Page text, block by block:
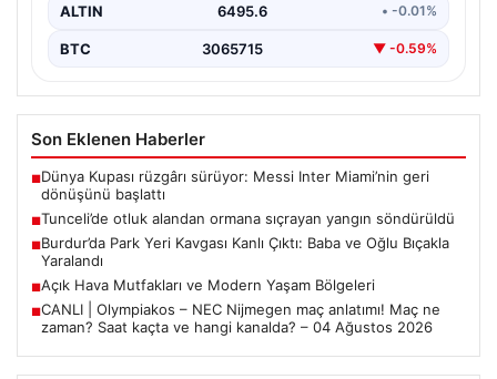
ALTIN 6495.6 • -0.01%
BTC 3065715 ▼ -0.59%
Son Eklenen Haberler
■Dünya Kupası rüzgârı sürüyor: Messi Inter Miami’nin geri
dönüşünü başlattı
■Tunceli’de otluk alandan ormana sıçrayan yangın söndürüldü
■Burdur’da Park Yeri Kavgası Kanlı Çıktı: Baba ve Oğlu Bıçakla
Yaralandı
■Açık Hava Mutfakları ve Modern Yaşam Bölgeleri
■CANLI | Olympiakos – NEC Nijmegen maç anlatımı! Maç ne
zaman? Saat kaçta ve hangi kanalda? – 04 Ağustos 2026